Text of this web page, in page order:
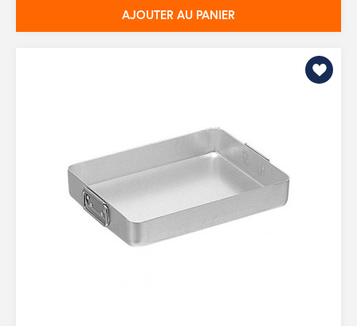
AJOUTER AU PANIER